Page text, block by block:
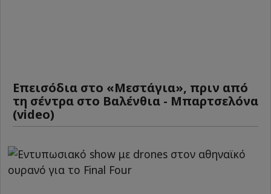
Επεισόδια στο «Μεστάγια», πριν από
τη σέντρα στο Βαλένθια - Μπαρτσελόνα
(video)